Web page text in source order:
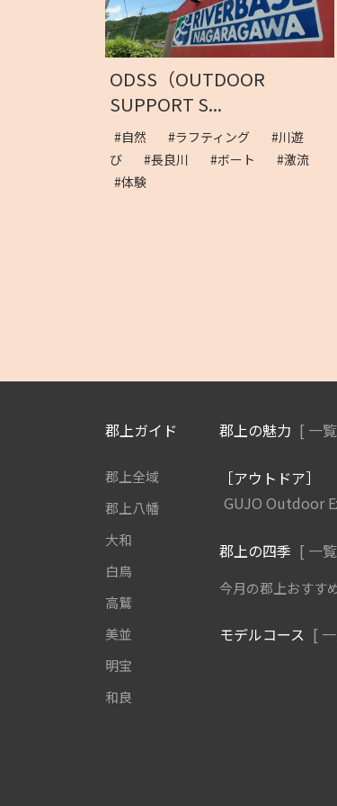
ODSS（OUTDOOR
SUPPORT S...
#自然 #ラフティング
#川遊
び
#長良川 #ボート
#激流
#体験
郡上ガイド
郡上全域
郡上八幡
大和
白鳥
高鷲
美並
明宝
和良
郡上の魅力 [ 一
［アウトドア］
GUJO Outdoor
郡上の四季 [ 一
今月の郡上おすす
モデルコース [